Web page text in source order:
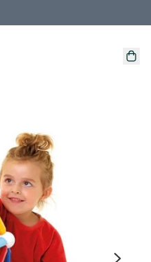
於 特定的送貨方式 )